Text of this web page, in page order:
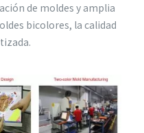
de moldes y amplia
bicolores, la calidad